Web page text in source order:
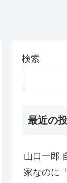
検索
最近の
山口一郎
家なのに